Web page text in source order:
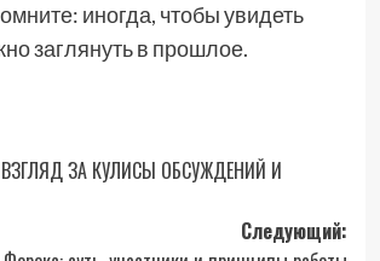
иногда, чтобы увидеть
заглянуть в прошлое.
ЗА КУЛИСЫ ОБСУЖДЕНИЙ И
Следующий: